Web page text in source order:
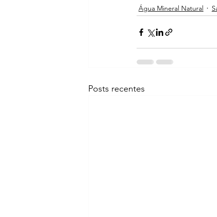
Água Mineral Natural
Posts recentes